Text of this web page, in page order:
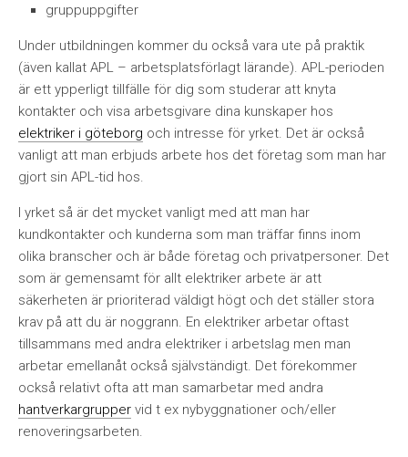
gruppuppgifter
Under utbildningen kommer du också vara ute på praktik
(även kallat APL – arbetsplatsförlagt lärande). APL-perioden
är ett ypperligt tillfälle för dig som studerar att knyta
kontakter och visa arbetsgivare dina kunskaper hos
elektriker i göteborg och intresse för yrket. Det är också
vanligt att man erbjuds arbete hos det företag som man har
gjort sin APL-tid hos.
I yrket så är det mycket vanligt med att man har
kundkontakter och kunderna som man träffar finns inom
olika branscher och är både företag och privatpersoner. Det
som är gemensamt för allt elektriker arbete är att
säkerheten är prioriterad väldigt högt och det ställer stora
krav på att du är noggrann. En elektriker arbetar oftast
tillsammans med andra elektriker i arbetslag men man
arbetar emellanåt också självständigt. Det förekommer
också relativt ofta att man samarbetar med andra
hantverkargrupper vid t ex nybyggnationer och/eller
renoveringsarbeten.